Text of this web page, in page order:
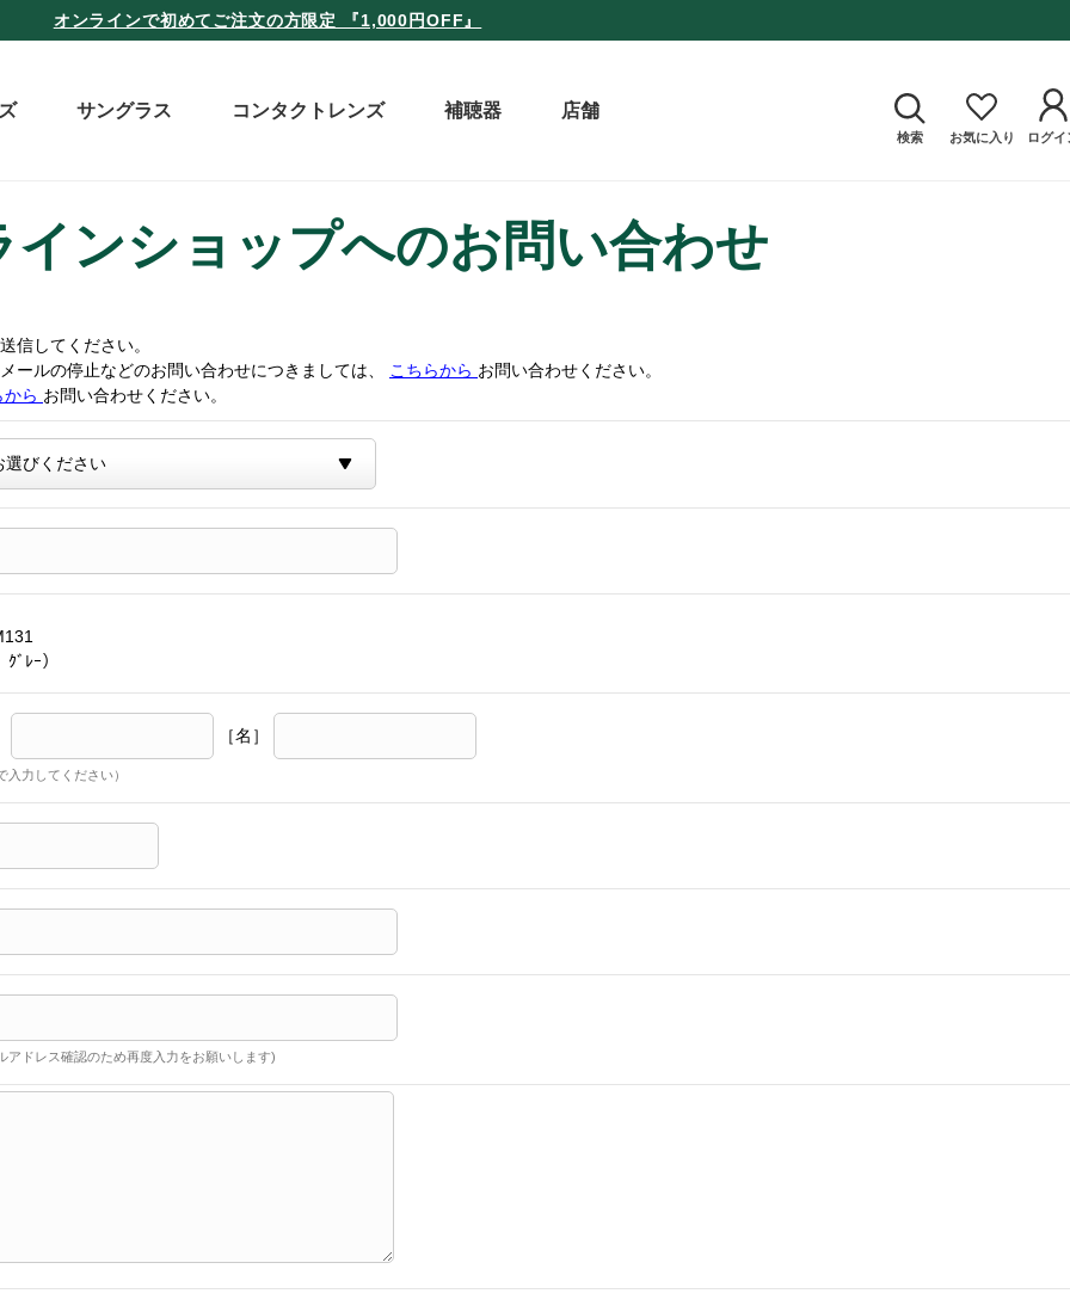
オンラインで初めてご注文の方限定 『1,000円OFF』
サングラス コンタクトレンズ 補聴器 店舗
検索 お気に入り ログイ
インショップへのお問い合わせ
信してください。
ルの停止などのお問い合わせにつきましては、
こちらから お問い合わせください。
ら お問い合わせください。
ﾞﾚｰ）
［名］
入力してください）
アドレス確認のため再度入力をお願いします)